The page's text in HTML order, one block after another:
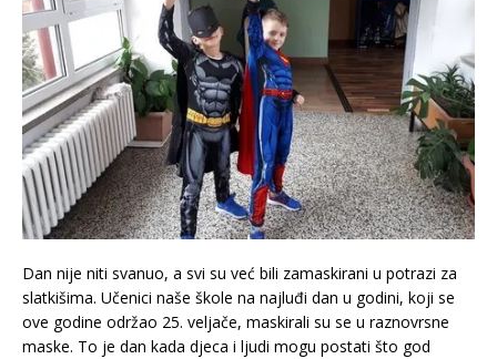
Dan nije niti svanuo, a svi su već bili zamaskirani u potrazi za
slatkišima. Učenici naše škole na najluđi dan u godini, koji se
ove godine održao 25. veljače, maskirali su se u raznovrsne
maske. To je dan kada djeca i ljudi mogu postati što god